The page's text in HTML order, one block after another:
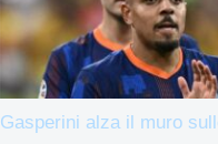
Gasperini alza il muro